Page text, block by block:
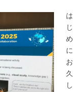
は
じ
め
に
お
久
し